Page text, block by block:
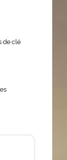
de clé